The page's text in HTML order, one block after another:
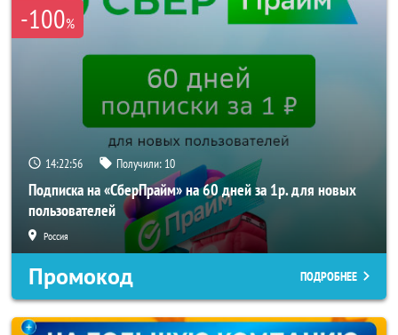
-100%
14:22:54 Получили: 10
Подписка на «СберПрайм» на 60 дней за 1р. для новых
пользователей
Россия
Промокод ПОДРОБНЕЕ